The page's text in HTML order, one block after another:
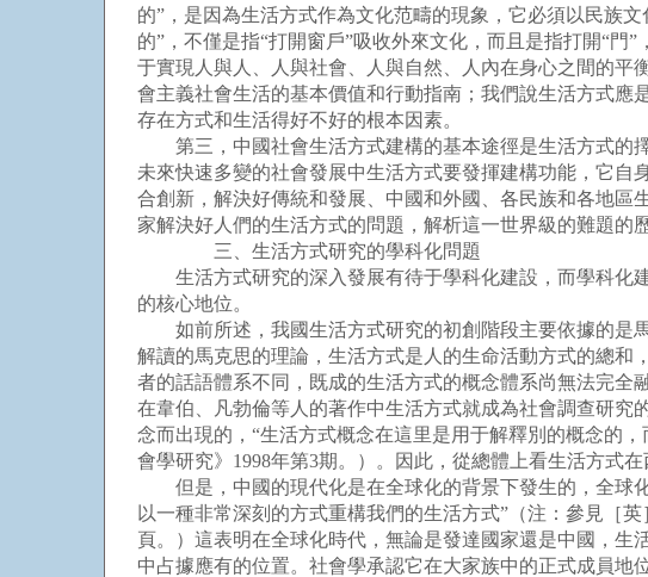
的”，是因為生活方式作為文化范疇的現象，它必須以民族
的”，不僅是指“打開窗戶”吸收外來文化，而且是指打開“門
于實現人與人、人與社會、人與自然、人內在身心之間的平
會主義社會生活的基本價值和行動指南；我們說生活方式應
存在方式和生活得好不好的根本因素。
第三，中國社會生活方式建構的基本途徑是生活方式的
未來快速多變的社會發展中生活方式要發揮建構功能，它自
合創新，解決好傳統和發展、中國和外國、各民族和各地區
家解決好人們的生活方式的問題，解析這一世界級的難題的
三、生活方式研究的學科化問題
生活方式研究的深入發展有待于學科化建設，而學科化
的核心地位。
如前所述，我國生活方式研究的初創階段主要依據的是
解讀的馬克思的理論，生活方式是人的生命活動方式的總
者的話語體系不同，既成的生活方式的概念體系尚無法完
在韋伯、凡勃倫等人的著作中生活方式就成為社會調查研
念而出現的，“生活方式概念在這里是用于解釋別的概念的
會學研究》1998年第3期。）。因此，從總體上看生活方式
但是，中國的現代化是在全球化的背景下發生的，全球
以一種非常深刻的方式重構我們的生活方式”（注：參見［
頁。）這表明在全球化時代，無論是發達國家還是中國，
中占據應有的位置。社會學承認它在大家族中的正式成員地